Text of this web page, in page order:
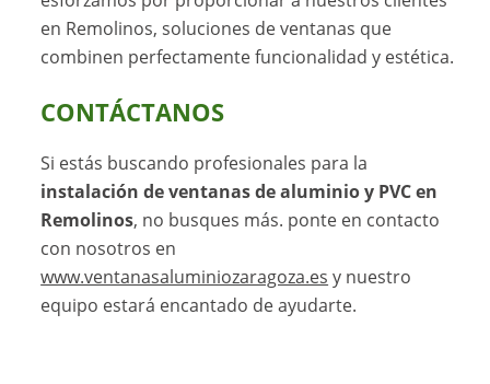
en Remolinos, soluciones de ventanas que
combinen perfectamente funcionalidad y estética.
CONTÁCTANOS
Si estás buscando profesionales para la
instalación de ventanas de aluminio y PVC en
Remolinos, no busques más. ponte en contacto
con nosotros en
www.ventanasaluminiozaragoza.es y nuestro
equipo estará encantado de ayudarte.